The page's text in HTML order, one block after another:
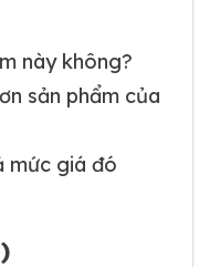
này không?
sản phẩm của
mức giá đó